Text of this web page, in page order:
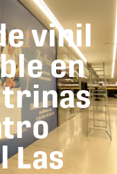
vinil
en
Las